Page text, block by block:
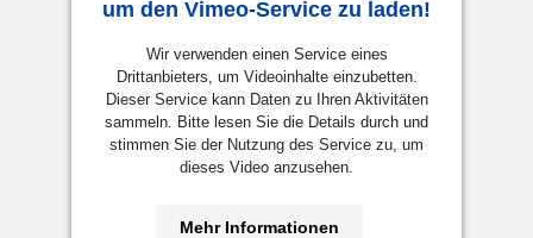
um den Vimeo-Service zu laden!
Wir verwenden einen Service eines
Drittanbieters, um Videoinhalte einzubetten.
Dieser Service kann Daten zu Ihren Aktivitäten
sammeln. Bitte lesen Sie die Details durch und
stimmen Sie der Nutzung des Service zu, um
dieses Video anzusehen.
Mehr Informationen